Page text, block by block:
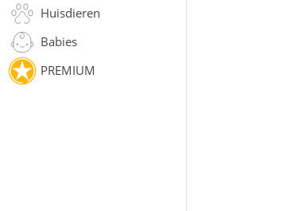
Huisdieren
Babies
PREMIUM